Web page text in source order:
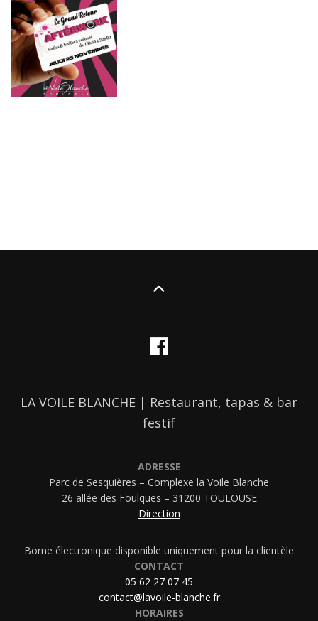
LA VOILE BLANCHE | Restaurant, tapas & bar
festif
ADRESSE
Parc de Sesquières – Complexe la Voile Blanche
26 allée des Foulques – 31200 TOULOUSE
Direction
Borne électronique disponible uniquement pour la clientèle
CONTACT
05 62 27 07 45
contact@lavoile-blanche.fr
HORAIRES